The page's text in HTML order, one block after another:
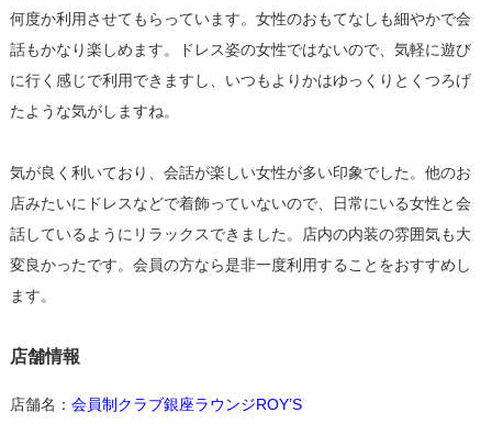
何度か利用させてもらっています。女性のおもてなしも細やかで会
話もかなり楽しめます。ドレス姿の女性ではないので、気軽に遊び
に行く感じで利用できますし、いつもよりかはゆっくりとくつろげ
たような気がしますね。
気が良く利いており、会話が楽しい女性が多い印象でした。他のお
店みたいにドレスなどで着飾っていないので、日常にいる女性と会
話しているようにリラックスできました。店内の内装の雰囲気も大
変良かったです。会員の方なら是非一度利用することをおすすめし
ます。
店舗情報
店舗名： 会員制クラブ銀座ラウンジROY’S